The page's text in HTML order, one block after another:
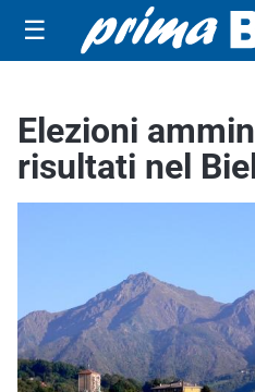
☰
Elezioni
risultati nel